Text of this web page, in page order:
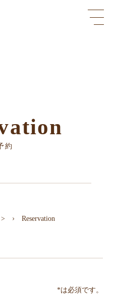
約
> Reservation
*は必須です。